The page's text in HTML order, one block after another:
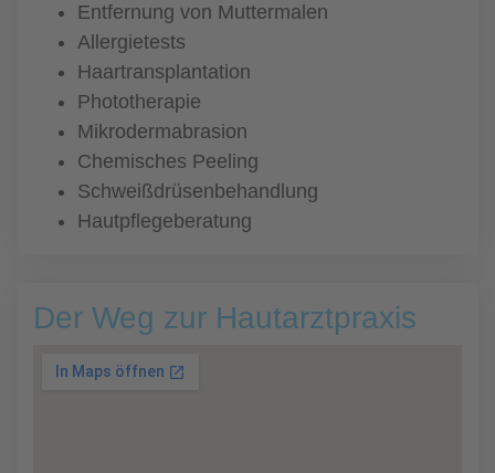
Entfernung von Muttermalen
Allergietests
Haartransplantation
Phototherapie
Mikrodermabrasion
Chemisches Peeling
Schweißdrüsenbehandlung
Hautpflegeberatung
Der Weg zur Hautarztpraxis